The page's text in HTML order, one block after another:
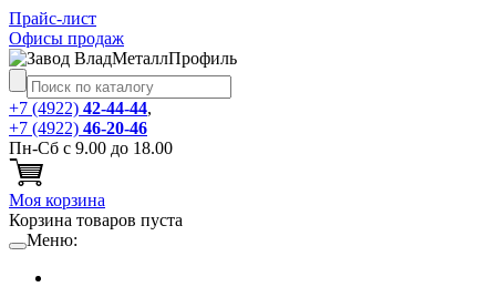
Прайс-лист
Офисы продаж
+7 (4922) 42-44-44,
+7 (4922) 46-20-46
Пн-Сб с 9.00 до 18.00
Моя корзина
Корзина товаров пуста
Меню: